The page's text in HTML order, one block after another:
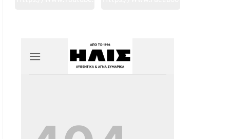
2ge3sheyTkgpAkeBan
Ref=pages_you_mana